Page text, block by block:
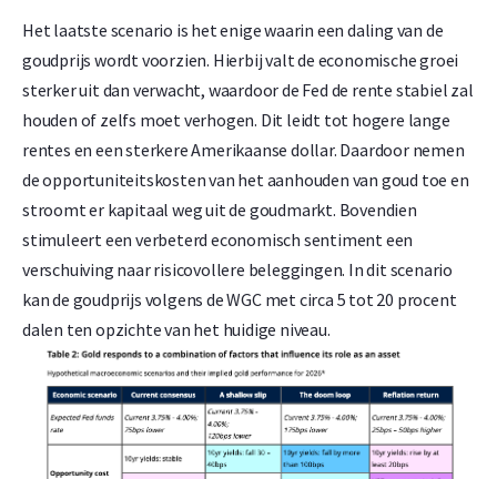
Het laatste scenario is het enige waarin een daling van de
goudprijs wordt voorzien. Hierbij valt de economische groei
sterker uit dan verwacht, waardoor de Fed de rente stabiel zal
houden of zelfs moet verhogen. Dit leidt tot hogere lange
rentes en een sterkere Amerikaanse dollar. Daardoor nemen
de opportuniteitskosten van het aanhouden van goud toe en
stroomt er kapitaal weg uit de goudmarkt. Bovendien
stimuleert een verbeterd economisch sentiment een
verschuiving naar risicovollere beleggingen. In dit scenario
kan de goudprijs volgens de WGC met circa 5 tot 20 procent
dalen ten opzichte van het huidige niveau.